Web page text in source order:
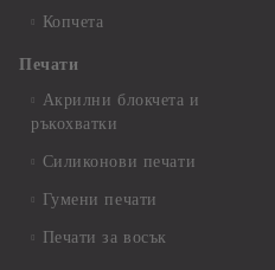
Копчета
Печати
Акрилни блокчета и
ръкохватки
Силиконови печати
Гумени печати
Печати за восък